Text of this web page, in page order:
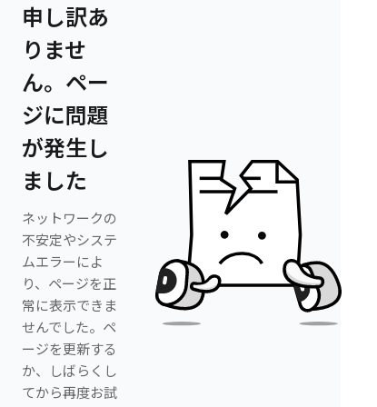
申し訳あ
りませ
ん。ペー
ジに問題
が発生し
ました
ネットワークの
不安定やシステ
ムエラーによ
り、ページを正
常に表示できま
せんでした。ペ
ージを更新する
か、しばらくし
てから再度お試